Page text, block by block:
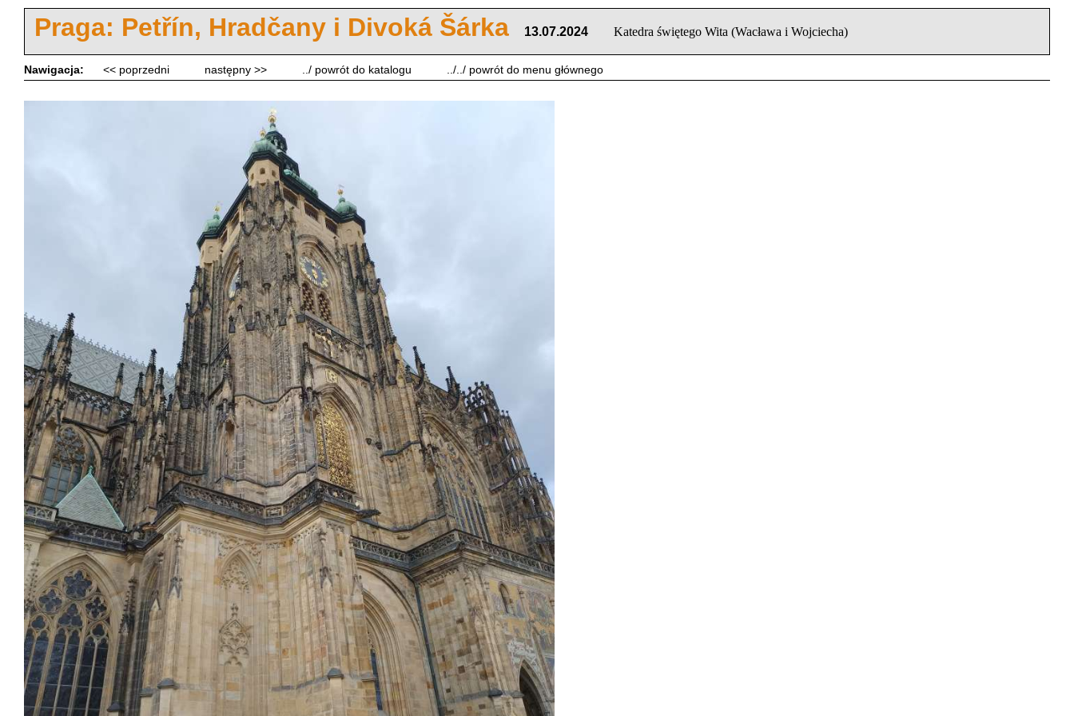
Praga: Petřín, Hradčany i Divoká Šárka 13.07.2024 Katedra świętego Wita (Wacława i Wojciecha)
Nawigacja: << poprzedni następny >> ../ powrót do katalogu ../../ powrót do menu głównego